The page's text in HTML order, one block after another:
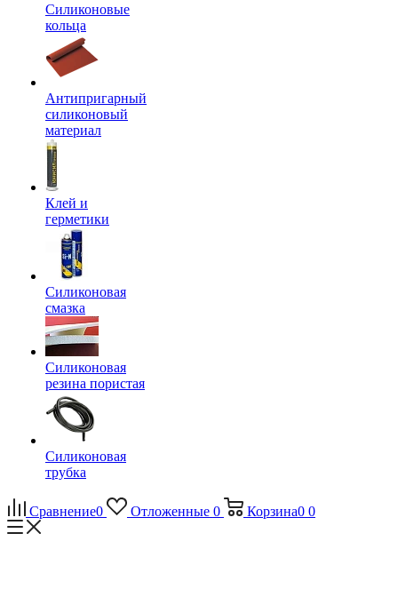
Силиконовые
кольца
Антипригарный
силиконовый
материал
Клей и
герметики
Силиконовая
смазка
Силиконовая
резина пористая
Силиконовая
трубка
Сравнение0 Отложенные 0 Корзина0 0